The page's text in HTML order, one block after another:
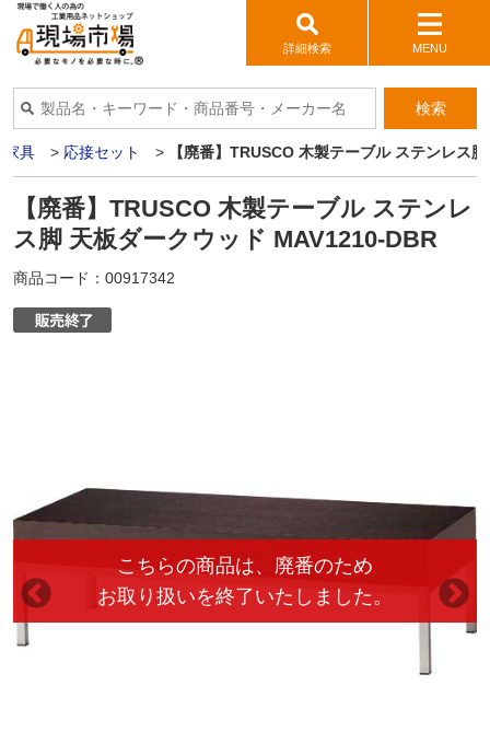
詳細検索 MENU
検索
家具 > 応接セット > 【廃番】TRUSCO 木製テーブル ステンレス
【廃番】TRUSCO 木製テーブル ステンレ
ス脚 天板ダークウッド MAV1210-DBR
商品コード： 00917342